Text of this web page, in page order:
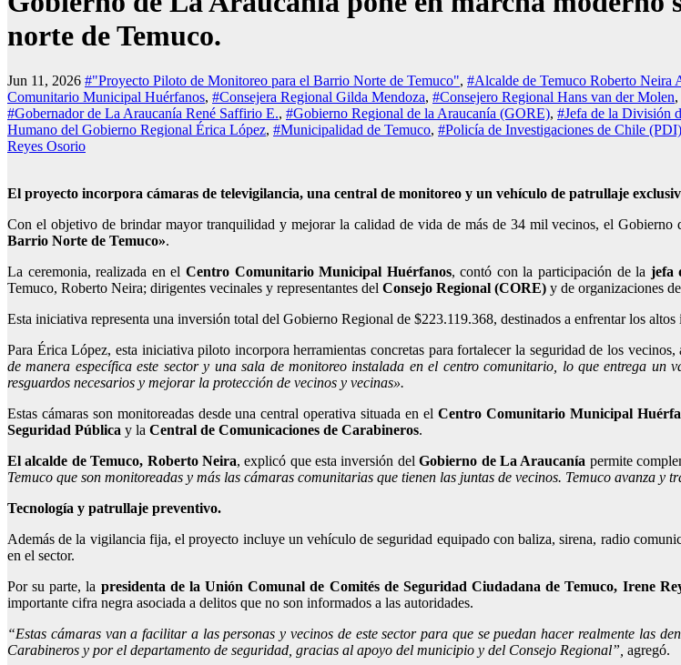
norte de Temuco.
Jun 11, 2026 #"Proyecto Piloto de Monitoreo para el Barrio Norte de Temuco", #Alcalde de Temuco Roberto Neira
Comunitario Municipal Huérfanos, #Consejera Regional Gilda Mendoza, #Consejero Regional Hans van der Molen,
#Gobernador de La Araucanía René Saffirio E., #Gobierno Regional de la Araucanía (GORE), #Jefa de la División
Humano del Gobierno Regional Érica López, #Municipalidad de Temuco, #Policía de Investigaciones de Chile (PDI)
Reyes Osorio
El proyecto incorpora cámaras de televigilancia, una central de monitoreo y un vehículo de patrullaje
Con el objetivo de brindar mayor tranquilidad y mejorar la calidad de vida de más de 34 mil vecinos, el
Barrio Norte de Temuco».
La ceremonia, realizada en el Centro Comunitario Municipal Huérfanos, contó con la participación de la jefa
Temuco, Roberto Neira; dirigentes vecinales y representantes del Consejo Regional (CORE) y de organizaciones
Esta iniciativa representa una inversión total del Gobierno Regional de $223.119.368, destinados a enfrentar los
Para Érica López, esta iniciativa piloto incorpora herramientas concretas para fortalecer la seguridad de los
de manera específica este sector y una sala de monitoreo instalada en el centro comunitario, lo que entrega
resguardos necesarios y mejorar la protección de vecinos y vecinas».
Estas cámaras son monitoreadas desde una central operativa situada en el Centro Comunitario Municipal
Seguridad Pública y la Central de Comunicaciones de Carabineros.
El alcalde de Temuco, Roberto Neira, explicó que esta inversión delGobierno de La Araucanía permite
Temuco que son monitoreadas y más las cámaras comunitarias que tienen las juntas de vecinos. Temuco avanza y
Tecnología y patrullaje preventivo.
Además de la vigilancia fija, el proyecto incluye un vehículo de seguridad equipado con baliza, sirena, radio
en el sector.
Por su parte, la presidenta de la Unión Comunal de Comités de Seguridad Ciudadana de Temuco, Irene
importante cifra negra asociada a delitos que no son informados a las autoridades.
“Estas cámaras van a facilitar a las personas y vecinos de este sector para que se puedan hacer realmente las
Carabineros y por el departamento de seguridad, gracias al apoyo del municipio y del Consejo Regional”, agregó.